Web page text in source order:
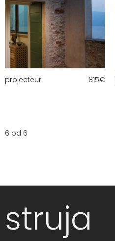
projecteur 815€
6 od 6
struja